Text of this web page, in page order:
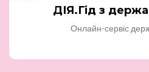
ДІЯ.Гід з
Онлайн-сервіс